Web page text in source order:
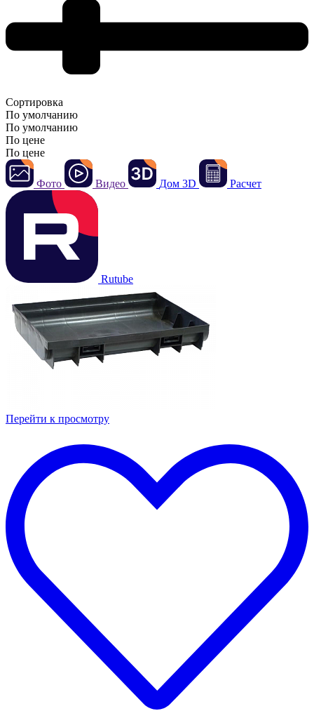
Сортировка
По умолчанию
По умолчанию
По цене
По цене
Фото Видео Дом 3D Расчет
Rutube
Перейти к просмотру